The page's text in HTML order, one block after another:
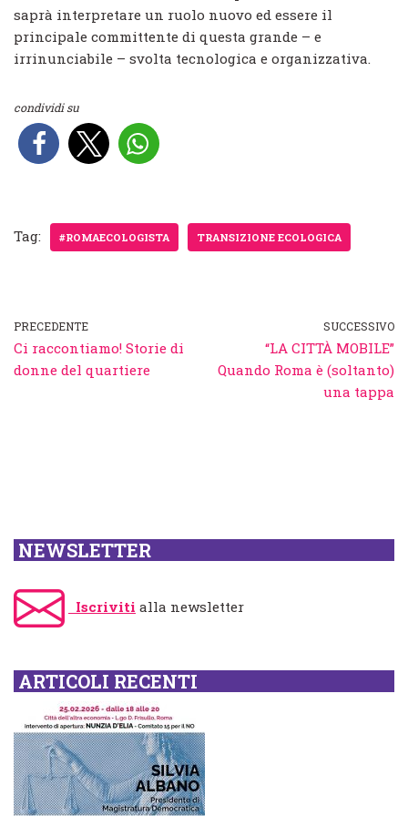
saprà interpretare un ruolo nuovo ed essere il
principale committente di questa grande – e
irrinunciabile – svolta tecnologica e organizzativa.
condividi su
Tag: #ROMAECOLOGISTA TRANSIZIONE ECOLOGICA
PRECEDENTE
Ci raccontiamo! Storie di
donne del quartiere
SUCCESSIVO
“LA CITTÀ MOBILE”
Quando Roma è (soltanto)
una tappa
NEWSLETTER
Iscriviti alla newsletter
ARTICOLI RECENTI